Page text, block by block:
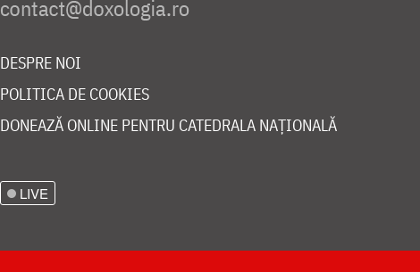
DESPRE NOI
POLITICA DE COOKIES
DONEAZĂ ONLINE PENTRU CATEDRALA NAȚIONALĂ
LIVE